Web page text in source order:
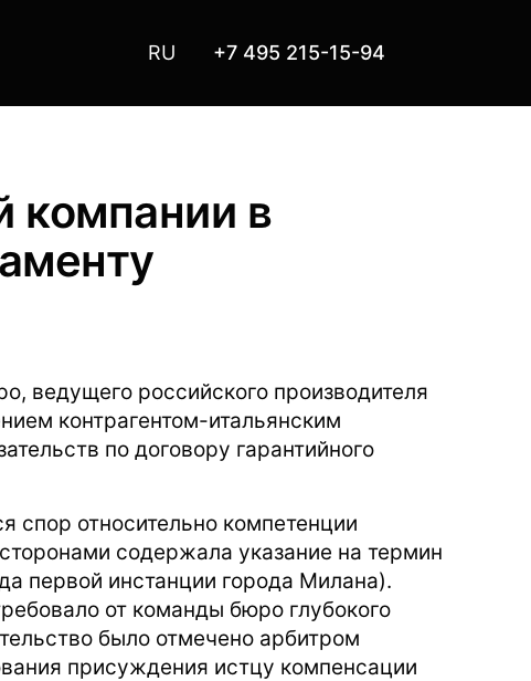
RU +7 495 215-15-94
компании в
ведущего российского производителя
контрагентом-итальянским
по договору гарантийного
спор относительно компетенции
содержала указание на термин
первой инстанции города Милана).
от команды бюро глубокого
было отмечено арбитром
присуждения истцу компенсации